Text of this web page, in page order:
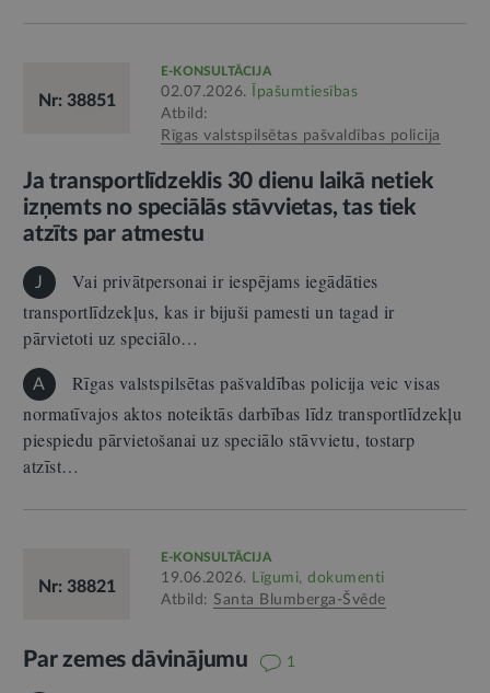
Nr: 38851
E-KONSULTĀCIJA
02.07.2026.
Īpašumtiesības
Atbild:
Rīgas valstspilsētas pašvaldības policija
Ja transportlīdzeklis 30 dienu laikā netiek
izņemts no speciālās stāvvietas, tas tiek
atzīts par atmestu
J
Vai privātpersonai ir iespējams iegādāties
transportlīdzekļus, kas ir bijuši pamesti un tagad ir
pārvietoti uz speciālo…
A
Rīgas valstspilsētas pašvaldības policija veic visas
normatīvajos aktos noteiktās darbības līdz transportlīdzekļu
piespiedu pārvietošanai uz speciālo stāvvietu, tostarp
atzīst…
Nr: 38821
E-KONSULTĀCIJA
19.06.2026.
Līgumi, dokumenti
Atbild: Santa Blumberga-Švēde
Par zemes dāvinājumu 1